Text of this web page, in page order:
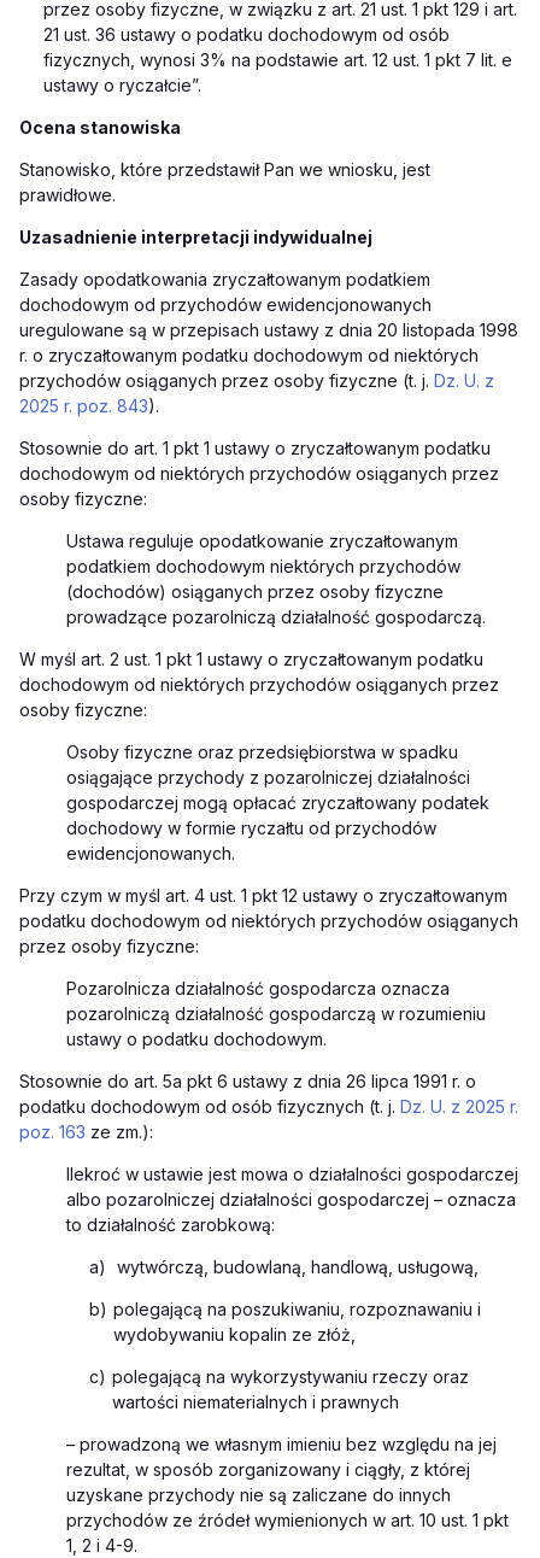
przez osoby fizyczne, w związku z art. 21 ust. 1 pkt 129 i art.
21 ust. 36 ustawy o podatku dochodowym od osób
fizycznych, wynosi 3% na podstawie art. 12 ust. 1 pkt 7 lit. e
ustawy o ryczałcie”.
Ocena stanowiska
Stanowisko, które przedstawił Pan we wniosku, jest
prawidłowe.
Uzasadnienie interpretacji indywidualnej
Zasady opodatkowania zryczałtowanym podatkiem
dochodowym od przychodów ewidencjonowanych
uregulowane są w przepisach ustawy z dnia 20 listopada 1998
r. o zryczałtowanym podatku dochodowym od niektórych
przychodów osiąganych przez osoby fizyczne (t. j. Dz. U. z
2025 r. poz. 843).
Stosownie do art. 1 pkt 1 ustawy o zryczałtowanym podatku
dochodowym od niektórych przychodów osiąganych przez
osoby fizyczne:
Ustawa reguluje opodatkowanie zryczałtowanym
podatkiem dochodowym niektórych przychodów
(dochodów) osiąganych przez osoby fizyczne
prowadzące pozarolniczą działalność gospodarczą.
W myśl art. 2 ust. 1 pkt 1 ustawy o zryczałtowanym podatku
dochodowym od niektórych przychodów osiąganych przez
osoby fizyczne:
Osoby fizyczne oraz przedsiębiorstwa w spadku
osiągające przychody z pozarolniczej działalności
gospodarczej mogą opłacać zryczałtowany podatek
dochodowy w formie ryczałtu od przychodów
ewidencjonowanych.
Przy czym w myśl art. 4 ust. 1 pkt 12 ustawy o zryczałtowanym
podatku dochodowym od niektórych przychodów osiąganych
przez osoby fizyczne:
Pozarolnicza działalność gospodarcza oznacza
pozarolniczą działalność gospodarczą w rozumieniu
ustawy o podatku dochodowym.
Stosownie do art. 5a pkt 6 ustawy z dnia 26 lipca 1991 r. o
podatku dochodowym od osób fizycznych (t. j. Dz. U. z 2025 r.
poz. 163 ze zm.):
Ilekroć w ustawie jest mowa o działalności gospodarczej
albo pozarolniczej działalności gospodarczej – oznacza
to działalność zarobkową:
a) wytwórczą, budowlaną, handlową, usługową,
b) polegającą na poszukiwaniu, rozpoznawaniu i
wydobywaniu kopalin ze złóż,
c) polegającą na wykorzystywaniu rzeczy oraz
wartości niematerialnych i prawnych
– prowadzoną we własnym imieniu bez względu na jej
rezultat, w sposób zorganizowany i ciągły, z której
uzyskane przychody nie są zaliczane do innych
przychodów ze źródeł wymienionych w art. 10 ust. 1 pkt
1, 2 i 4-9.